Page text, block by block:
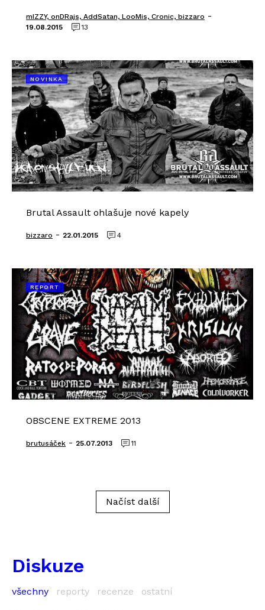
mIZZY, onDRajs, AddSatan, LooMis, Cronic, bizzaro -
19.08.2015 13
NOVINKA
Brutal Assault ohlašuje nové kapely
bizzaro - 22.01.2015 4
REPORT
OBSCENE EXTREME 2013
brutusáček - 25.07.2013 11
Načíst další
Diskuze
všechny reporty recenze ostatní